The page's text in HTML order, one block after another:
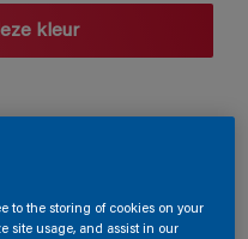
kleur
to the storing of cookies on your
site usage, and assist in our